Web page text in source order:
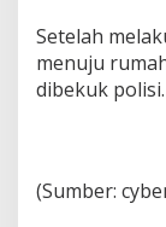
Setelah
menuju
dibekuk polisi.
(Sumber: